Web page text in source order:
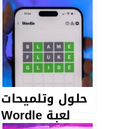
حلول وتلميحات
لعبة Wordle